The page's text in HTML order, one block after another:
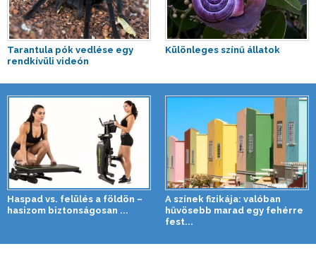
Tarantula pók vedlése egy
rendkívüli videón
Különleges színű állatok
Haspad vs. felülés a földön –
hasizom biztonságosan ...
A színek fizikája: valóban
hűvösebb marad egy fehérre
fest...